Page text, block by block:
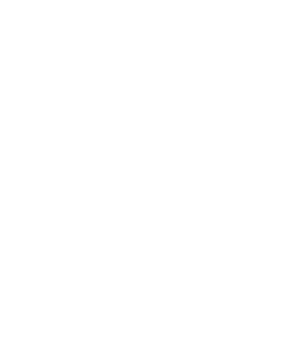
| Ιωάννινα | Φλώρινα |